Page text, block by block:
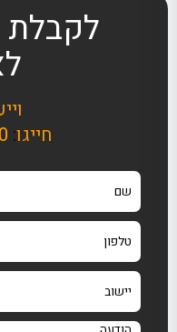
חייגו: